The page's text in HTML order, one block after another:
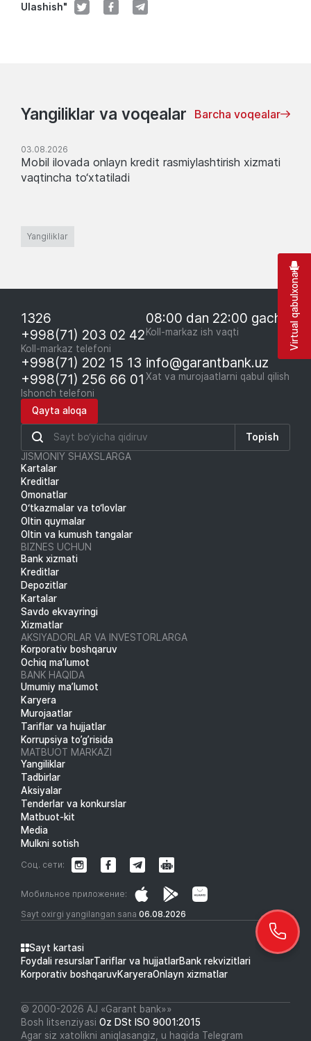
Ulashish"
Yangiliklar va voqealar Barcha voqealar
03.08.2026
Mobil ilovada onlayn kredit rasmiylashtirish xizmati
vaqtincha to‘xtatiladi
Yangiliklar
1326
+998(71) 203 02 42
Koll-markaz telefoni
08:00 dan 22:00 gacha
Koll-markaz ish vaqti
+998(71) 202 15 13
+998(71) 256 66 01
Ishonch telefoni
info@garantbank.uz
Xat va murojaatlarni qabul qilish
Qayta aloqa
Topish
JISMONIY SHAXSLARGA
Kartalar
Kreditlar
Omonatlar
O‘tkazmalar va to‘lovlar
Oltin quymalar
Oltin va kumush tangalar
BIZNES UCHUN
Bank xizmati
Kreditlar
Depozitlar
Kartalar
Savdo ekvayringi
Xizmatlar
AKSIYADORLAR VA INVESTORLARGA
Korporativ boshqaruv
Ochiq ma’lumot
BANK HAQIDA
Umumiy ma’lumot
Karyera
Murojaatlar
Tariflar va hujjatlar
Korrupsiya to’g’risida
MATBUOT MARKAZI
Yangiliklar
Tadbirlar
Aksiyalar
Tenderlar va konkurslar
Matbuot-kit
Media
Mulkni sotish
Sayt oxirgi yangilangan sana 06.08.2026
Мобильное приложение:
Соц. сети:
Sayt kartasi
Foydali resurslarTariflar va hujjatlarBank rekvizitlari
Korporativ boshqaruvKaryeraOnlayn xizmatlar
© 2000-2026 АJ «Garant bank»»
Bosh litsenziyasi Oz DSt ISO 9001:2015
Agar siz xatolikni aniqlasangiz, u haqida Telegram
Virtual qabulxona